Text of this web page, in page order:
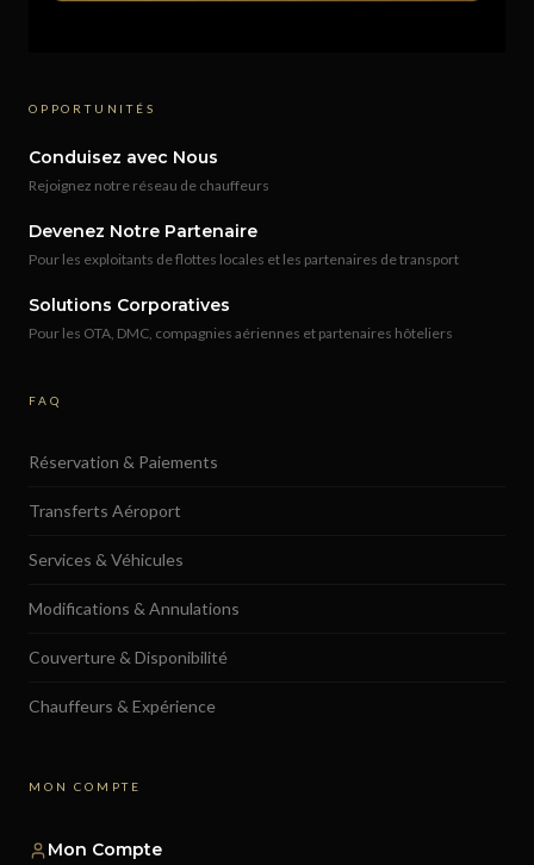
OPPORTUNITÉS
Conduisez avec Nous
Rejoignez notre réseau de chauffeurs
Devenez Notre Partenaire
Pour les exploitants de flottes locales et les partenaires de transport
Solutions Corporatives
Pour les OTA, DMC, compagnies aériennes et partenaires hôteliers
FAQ
Réservation & Paiements
Transferts Aéroport
Services & Véhicules
Modifications & Annulations
Couverture & Disponibilité
Chauffeurs & Expérience
MON COMPTE
Mon Compte